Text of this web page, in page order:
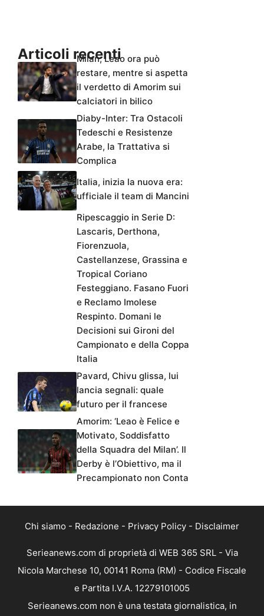
Articoli recenti
Milan, Leao ora può
restare, mentre si aspetta
il verdetto di Amorim sui
calciatori in bilico
Diaby-Inter: Tra Ostacoli
Tedeschi e Resistenze
Arabe, la Trattativa si
Complica
Italia, inizia la nuova era:
ufficiale il team di Mancini
Ripescaggio in Serie D:
Lascaris, Derthona,
Fiorenzuola,
Castellanzese, Grassina e
Tropical Coriano
Festeggiano. Fasano Fuori
e Reclamo Imolese
Respinto. Domani le
Decisioni sui Gironi del
Campionato e della Coppa
Italia
Pavard, Chivu glissa, lui
lancia segnali: quale
futuro per il francese
Amorim: ‘Leao è Felice e
Motivato, Soddisfatto
della Squadra del Milan’. Il
Derby è l’Obiettivo, ma il
Precampionato non Conta
Chi siamo - Redazione - Privacy Policy - Disclaimer
Serieanews.com di proprietà di WEB 365 SRL - Via
Nicola Marchese 10, 00141 Roma (RM) - Codice Fiscale
e Partita I.V.A. 12279101005
Serieanews.com non è una testata giornalistica, in